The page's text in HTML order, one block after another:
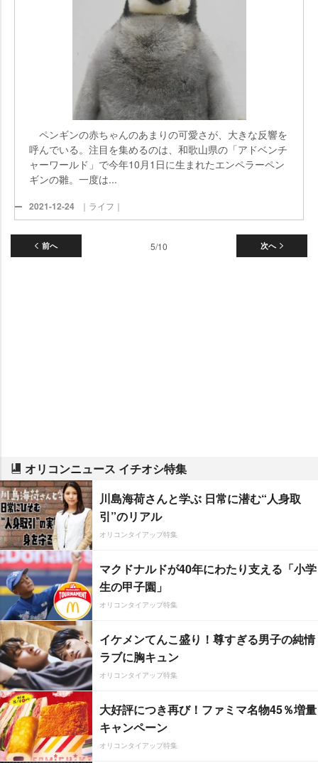
ペンギンの赤ちゃんのあまりの可愛さが、大きな反響を
呼んでいる。注目を集めるのは、和歌山県の「アドベンチ
ャーワールド」で今年10月1日に生まれたエンペラーペン
ギンの雛。一度は...
2021-12-24 ｜ライフ｜
前へ 次へ
5/10
オリコンニュース イチオシ特集
川島海荷さんと学ぶ 日常に潜む“人身取
引”のリアル
オリコンタイアップ特集
マクドナルドが40年にわたり支える「小学
生の甲子園」
オリコンタイアップ特集
イケメンてんこ盛り！尊すぎる男子の純情
ラブに胸キュン
オリコンタイアップ特集
大好評につき再び！ファミマ名物45％増量
キャンペーン
オリコンタイアップ特集